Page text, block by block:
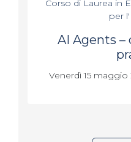
Corso di Laurea in
per
AI Agents –
Venerdì 15 maggio